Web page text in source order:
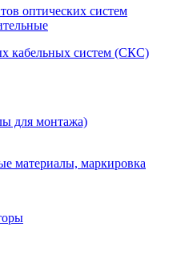
оптических систем
кабельных систем (СКС)
для монтажа)
материалы, маркировка